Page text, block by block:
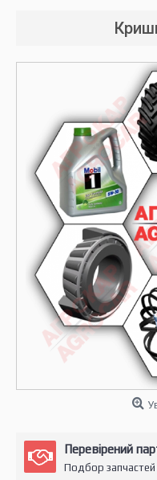
Перевірений
Подбор